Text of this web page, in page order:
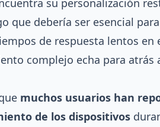
su personalización
que debería ser esencial
de respuesta lentos en
complejo echa para atrás
muchos usuarios han
de los dispositivos